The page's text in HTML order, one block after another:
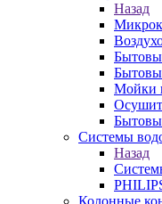
Назад
Мойки
Системы
Назад
Колонные